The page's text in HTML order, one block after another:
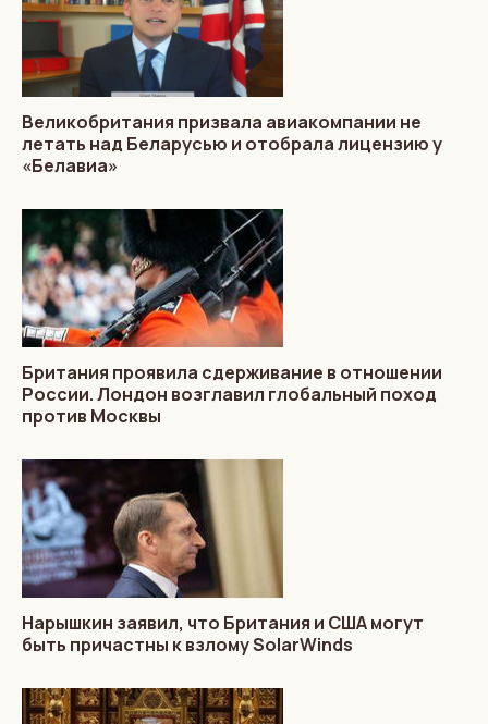
Великобритания призвала авиакомпании не
летать над Беларусью и отобрала лицензию у
«Белавиа»
Британия проявила сдерживание в отношении
России. Лондон возглавил глобальный поход
против Москвы
Нарышкин заявил, что Британия и США могут
быть причастны к взлому SolarWinds